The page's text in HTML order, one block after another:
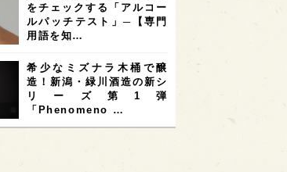
をチェックする「アルコー
ルパッチテスト」─【専門
用語を知…
希少なミズナラ木桶で醸
造！新潟・緑川酒造の新シ
リーズ第1弾
「Phenomeno …